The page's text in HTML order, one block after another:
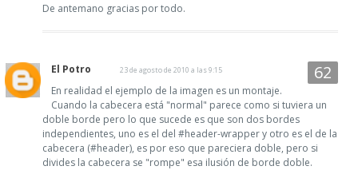
De antemano gracias por todo.
El Potro 23 de agosto de 2010 a las 9:15
En realidad el ejemplo de la imagen es un montaje.
Cuando la cabecera está "normal" parece como si tuviera un
doble borde pero lo que sucede es que son dos bordes
independientes, uno es el del #header-wrapper y otro es el de la
cabecera (#header), es por eso que pareciera doble, pero si
divides la cabecera se "rompe" esa ilusión de borde doble.